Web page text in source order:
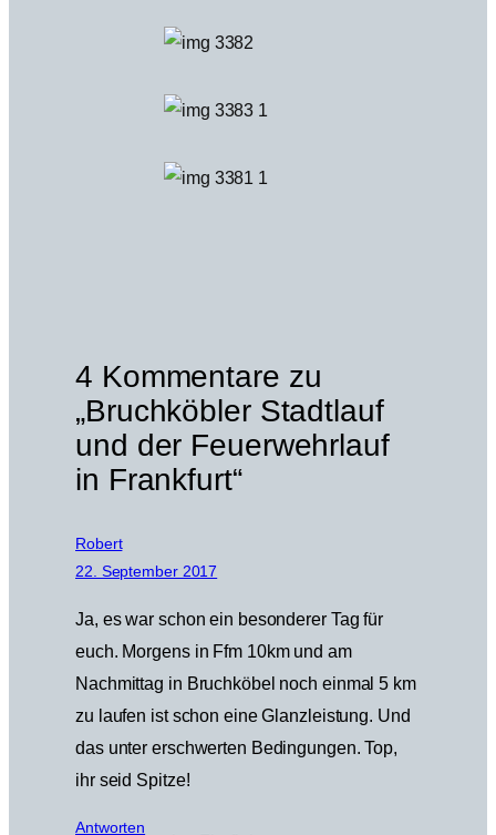
4 Kommentare zu
„Bruchköbler Stadtlauf
und der Feuerwehrlauf
in Frankfurt“
Robert
22. September 2017
Ja, es war schon ein besonderer Tag für
euch. Morgens in Ffm 10km und am
Nachmittag in Bruchköbel noch einmal 5 km
zu laufen ist schon eine Glanzleistung. Und
das unter erschwerten Bedingungen. Top,
ihr seid Spitze!
Antworten